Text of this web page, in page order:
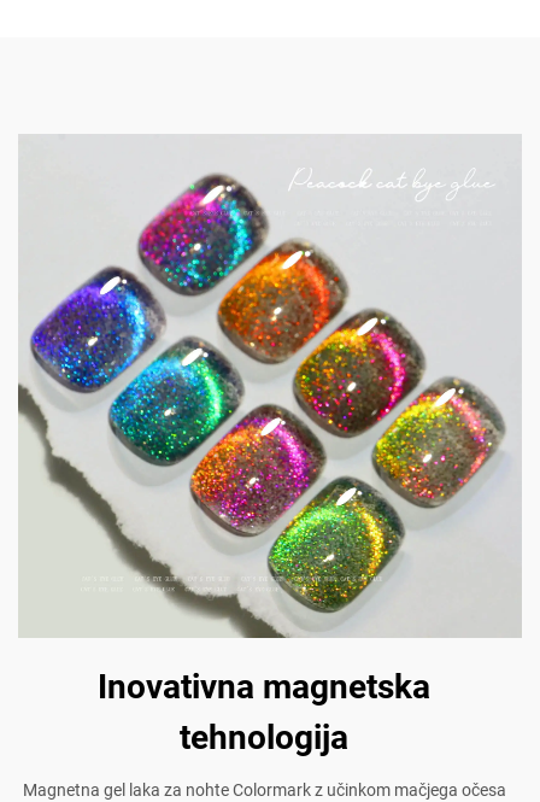
Inovativna magnetska
tehnologija
Magnetna gel laka za nohte Colormark z učinkom mačjega očesa